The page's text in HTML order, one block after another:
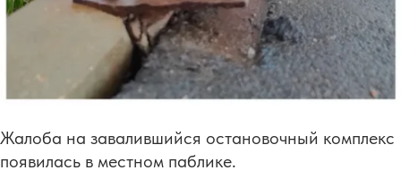
Жалоба на завалившийся остановочный комплекс
появилась в местном паблике.